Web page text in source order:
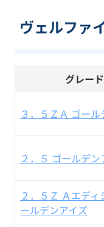
ヴェルファ
グレード
３．５ＺＡ ゴール
２．５ ゴールデ
２．５Ｚ Ａエディ
ールデンアイズ